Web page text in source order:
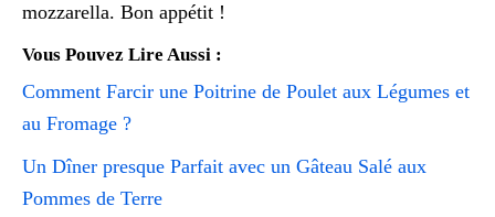
mozzarella. Bon appétit !
Vous Pouvez Lire Aussi :
Comment Farcir une Poitrine de Poulet aux Légumes et
au Fromage ?
Un Dîner presque Parfait avec un Gâteau Salé aux
Pommes de Terre